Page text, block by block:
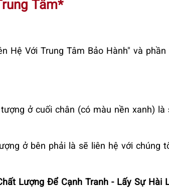
Tâm*
Hệ Với Trung Tâm Bảo Hành" và phần
ở cuối chân (có màu nền xanh)
ở bên phải là sẽ liên hệ với chúng
Lượng Để Cạnh Tranh - Lấy Sự Hài